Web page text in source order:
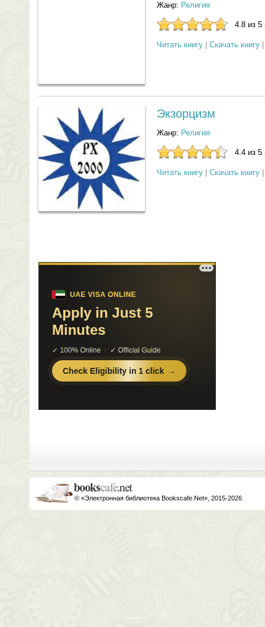
Жанр: Религия
4.8 из 5
Читать книгу Скачать книгу
Экзорцизм
Жанр: Религия
4.4 из 5
Читать книгу Скачать книгу
© «Электронная библиотека Bookscafe.Net», 2015-2026